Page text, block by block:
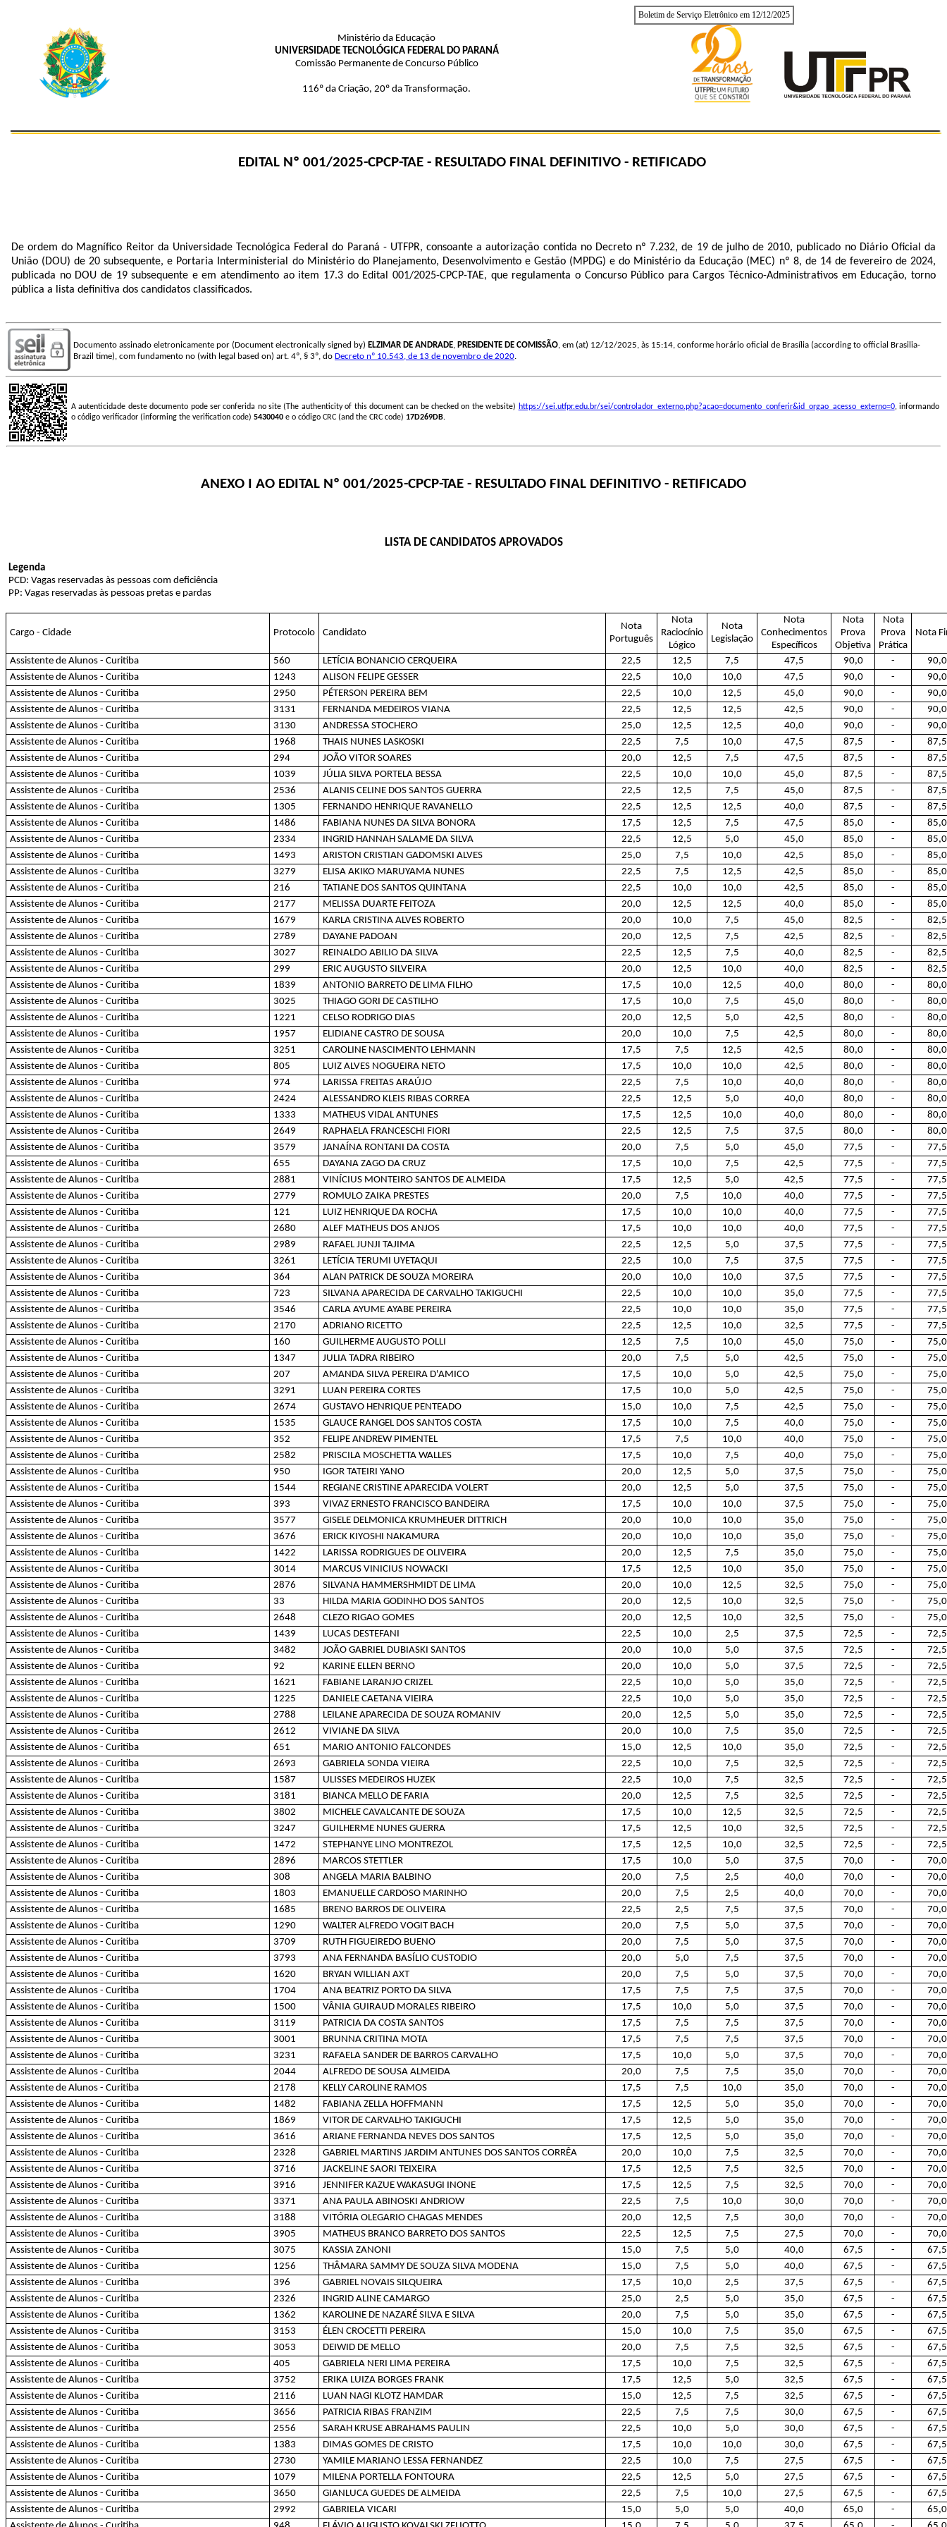
Boletim de Serviço Eletrônico em 12/12/2025
Ministério da Educação
UNIVERSIDADE TECNOLÓGICA FEDERAL DO PARANÁ
Comissão Permanente de Concurso Público
116º da Criação, 20º da Transformação.
EDITAL Nº 001/2025-CPCP-TAE - RESULTADO FINAL DEFINITIVO - RETIFICADO
De ordem do Magnífico Reitor da Universidade Tecnológica Federal do Paraná - UTFPR, consoante a autorização contida no Decreto nº 7.232, de 19 de julho de 2010, publicado no Diário Oficial da
União (DOU) de 20 subsequente, e Portaria Interministerial do Ministério do Planejamento, Desenvolvimento e Gestão (MPDG) e do Ministério da Educação (MEC) nº 8, de 14 de fevereiro de 2024,
publicada no DOU de 19 subsequente e em atendimento ao item 17.3 do Edital 001/2025-CPCP-TAE, que regulamenta o Concurso Público para Cargos Técnico-Administrativos em Educação, torno
pública a lista definitiva dos candidatos classificados.
Documento assinado eletronicamente por (Document electronically signed by) ELZIMAR DE ANDRADE, PRESIDENTE DE COMISSÃO, em (at) 12/12/2025, às 15:14, conforme horário oficial de Brasília (according to official Brasilia-
Brazil time), com fundamento no (with legal based on) art. 4º, § 3º, do Decreto nº 10.543, de 13 de novembro de 2020.
A autenticidade deste documento pode ser conferida no site (The authenticity of this document can be checked on the website) https://sei.utfpr.edu.br/sei/controlador_externo.php?acao=documento_conferir&id_orgao_acesso_externo=0, informando
o código verificador (informing the verification code) 5430040 e o código CRC (and the CRC code) 17D269DB.
ANEXO I AO EDITAL Nº 001/2025-CPCP-TAE - RESULTADO FINAL DEFINITIVO - RETIFICADO
LISTA DE CANDIDATOS APROVADOS
Legenda
PCD: Vagas reservadas às pessoas com deficiência
PP: Vagas reservadas às pessoas pretas e pardas
Cargo - Cidade Protocolo Candidato
Nota
Português
Nota
Raciocínio
Lógico
Nota
Legislação
Nota
Conhecimentos
Específicos
Nota
Prova
Objetiva
Nota
Prova
Prática
Nota
Assistente de Alunos - Curitiba 560 LETÍCIA BONANCIO CERQUEIRA 22,5 12,5 7,5 47,5 90,0 -
90,0
Assistente de Alunos - Curitiba
1243 ALISON FELIPE GESSER 22,5 10,0 10,0 47,5 90,0 -
90,0
Assistente de Alunos - Curitiba
2950 PÉTERSON PEREIRA BEM 22,5 10,0 12,5 45,0 90,0 -
90,0
Assistente de Alunos - Curitiba
3131 FERNANDA MEDEIROS VIANA 22,5 12,5 12,5 42,5 90,0 -
90,0
Assistente de Alunos - Curitiba
3130 ANDRESSA STOCHERO 25,0 12,5 12,5 40,0 90,0 -
90,0
Assistente de Alunos - Curitiba
1968 THAIS NUNES LASKOSKI 22,5 7,5 10,0 47,5 87,5 -
87,5
Assistente de Alunos - Curitiba
294 JOÃO VITOR SOARES 20,0 12,5 7,5 47,5 87,5 -
87,5
Assistente de Alunos - Curitiba
1039 JÚLIA SILVA PORTELA BESSA 22,5 10,0 10,0 45,0 87,5 -
87,5
Assistente de Alunos - Curitiba
2536 ALANIS CELINE DOS SANTOS GUERRA 22,5 12,5 7,5 45,0 87,5 -
87,5
Assistente de Alunos - Curitiba
1305 FERNANDO HENRIQUE RAVANELLO 22,5 12,5 12,5 40,0 87,5 -
87,5
Assistente de Alunos - Curitiba
1486 FABIANA NUNES DA SILVA BONORA 17,5 12,5 7,5 47,5 85,0 -
85,0
Assistente de Alunos - Curitiba
2334 INGRID HANNAH SALAME DA SILVA 22,5 12,5 5,0 45,0 85,0 -
85,0
Assistente de Alunos - Curitiba
1493 ARISTON CRISTIAN GADOMSKI ALVES 25,0 7,5 10,0 42,5 85,0 -
85,0
Assistente de Alunos - Curitiba
3279 ELISA AKIKO MARUYAMA NUNES 22,5 7,5 12,5 42,5 85,0 -
85,0
Assistente de Alunos - Curitiba
216 TATIANE DOS SANTOS QUINTANA 22,5 10,0 10,0 42,5 85,0 -
85,0
Assistente de Alunos - Curitiba
2177 MELISSA DUARTE FEITOZA 20,0 12,5 12,5 40,0 85,0 -
85,0
Assistente de Alunos - Curitiba
1679 KARLA CRISTINA ALVES ROBERTO 20,0 10,0 7,5 45,0 82,5 -
82,5
Assistente de Alunos - Curitiba
2789 DAYANE PADOAN 20,0 12,5 7,5 42,5 82,5 -
82,5
Assistente de Alunos - Curitiba
3027 REINALDO ABILIO DA SILVA 22,5 12,5 7,5 40,0 82,5 -
82,5
Assistente de Alunos - Curitiba
299 ERIC AUGUSTO SILVEIRA 20,0 12,5 10,0 40,0 82,5 -
82,5
Assistente de Alunos - Curitiba
1839 ANTONIO BARRETO DE LIMA FILHO 17,5 10,0 12,5 40,0 80,0 -
80,0
Assistente de Alunos - Curitiba
3025 THIAGO GORI DE CASTILHO 17,5 10,0 7,5 45,0 80,0 -
80,0
Assistente de Alunos - Curitiba
1221 CELSO RODRIGO DIAS 20,0 12,5 5,0 42,5 80,0 -
80,0
Assistente de Alunos - Curitiba
1957 ELIDIANE CASTRO DE SOUSA 20,0 10,0 7,5 42,5 80,0 -
80,0
Assistente de Alunos - Curitiba
3251 CAROLINE NASCIMENTO LEHMANN 17,5 7,5 12,5 42,5 80,0 -
80,0
Assistente de Alunos - Curitiba
805 LUIZ ALVES NOGUEIRA NETO 17,5 10,0 10,0 42,5 80,0 -
80,0
Assistente de Alunos - Curitiba
974 LARISSA FREITAS ARAÚJO 22,5 7,5 10,0 40,0 80,0 -
80,0
Assistente de Alunos - Curitiba
2424 ALESSANDRO KLEIS RIBAS CORREA 22,5 12,5 5,0 40,0 80,0 -
80,0
Assistente de Alunos - Curitiba
1333 MATHEUS VIDAL ANTUNES 17,5 12,5 10,0 40,0 80,0 -
80,0
Assistente de Alunos - Curitiba
2649 RAPHAELA FRANCESCHI FIORI 22,5 12,5 7,5 37,5 80,0 -
80,0
Assistente de Alunos - Curitiba
3579 JANAÍNA RONTANI DA COSTA 20,0 7,5 5,0 45,0 77,5 -
77,5
Assistente de Alunos - Curitiba
655 DAYANA ZAGO DA CRUZ 17,5 10,0 7,5 42,5 77,5 -
77,5
Assistente de Alunos - Curitiba
2881 VINÍCIUS MONTEIRO SANTOS DE ALMEIDA 17,5 12,5 5,0 42,5 77,5 -
77,5
Assistente de Alunos - Curitiba
2779 ROMULO ZAIKA PRESTES 20,0 7,5 10,0 40,0 77,5 -
77,5
Assistente de Alunos - Curitiba
121 LUIZ HENRIQUE DA ROCHA 17,5 10,0 10,0 40,0 77,5 -
77,5
Assistente de Alunos - Curitiba
2680 ALEF MATHEUS DOS ANJOS 17,5 10,0 10,0 40,0 77,5 -
77,5
Assistente de Alunos - Curitiba
2989 RAFAEL JUNJI TAJIMA 22,5 12,5 5,0 37,5 77,5 -
77,5
Assistente de Alunos - Curitiba
3261 LETÍCIA TERUMI UYETAQUI 22,5 10,0 7,5 37,5 77,5 -
77,5
Assistente de Alunos - Curitiba
364 ALAN PATRICK DE SOUZA MOREIRA 20,0 10,0 10,0 37,5 77,5 -
77,5
Assistente de Alunos - Curitiba
723 SILVANA APARECIDA DE CARVALHO TAKIGUCHI 22,5 10,0 10,0 35,0 77,5 -
77,5
Assistente de Alunos - Curitiba
3546 CARLA AYUME AYABE PEREIRA 22,5 10,0 10,0 35,0 77,5 -
77,5
Assistente de Alunos - Curitiba
2170 ADRIANO RICETTO 22,5 12,5 10,0 32,5 77,5 -
77,5
Assistente de Alunos - Curitiba
160 GUILHERME AUGUSTO POLLI 12,5 7,5 10,0 45,0 75,0 -
75,0
Assistente de Alunos - Curitiba
1347 JULIA TADRA RIBEIRO 20,0 7,5 5,0 42,5 75,0 -
75,0
Assistente de Alunos - Curitiba
207 AMANDA SILVA PEREIRA D'AMICO 17,5 10,0 5,0 42,5 75,0 -
75,0
Assistente de Alunos - Curitiba
3291 LUAN PEREIRA CORTES 17,5 10,0 5,0 42,5 75,0 -
75,0
Assistente de Alunos - Curitiba
2674 GUSTAVO HENRIQUE PENTEADO 15,0 10,0 7,5 42,5 75,0 -
75,0
Assistente de Alunos - Curitiba
1535 GLAUCE RANGEL DOS SANTOS COSTA 17,5 10,0 7,5 40,0 75,0 -
75,0
Assistente de Alunos - Curitiba
352 FELIPE ANDREW PIMENTEL 17,5 7,5 10,0 40,0 75,0 -
75,0
Assistente de Alunos - Curitiba
2582 PRISCILA MOSCHETTA WALLES 17,5 10,0 7,5 40,0 75,0 -
75,0
Assistente de Alunos - Curitiba
950 IGOR TATEIRI YANO 20,0 12,5 5,0 37,5 75,0 -
75,0
Assistente de Alunos - Curitiba
1544 REGIANE CRISTINE APARECIDA VOLERT 20,0 12,5 5,0 37,5 75,0 -
75,0
Assistente de Alunos - Curitiba
393 VIVAZ ERNESTO FRANCISCO BANDEIRA 17,5 10,0 10,0 37,5 75,0 -
75,0
Assistente de Alunos - Curitiba
3577 GISELE DELMONICA KRUMHEUER DITTRICH 20,0 10,0 10,0 35,0 75,0 -
75,0
Assistente de Alunos - Curitiba
3676 ERICK KIYOSHI NAKAMURA 20,0 10,0 10,0 35,0 75,0 -
75,0
Assistente de Alunos - Curitiba
1422 LARISSA RODRIGUES DE OLIVEIRA 20,0 12,5 7,5 35,0 75,0 -
75,0
Assistente de Alunos - Curitiba
3014 MARCUS VINICIUS NOWACKI 17,5 12,5 10,0 35,0 75,0 -
75,0
Assistente de Alunos - Curitiba
2876 SILVANA HAMMERSHMIDT DE LIMA 20,0 10,0 12,5 32,5 75,0 -
75,0
Assistente de Alunos - Curitiba
33 HILDA MARIA GODINHO DOS SANTOS 20,0 12,5 10,0 32,5 75,0 -
75,0
Assistente de Alunos - Curitiba
2648 CLEZO RIGAO GOMES 20,0 12,5 10,0 32,5 75,0 -
75,0
Assistente de Alunos - Curitiba
1439 LUCAS DESTEFANI 22,5 10,0 2,5 37,5 72,5 -
72,5
Assistente de Alunos - Curitiba
3482 JOÃO GABRIEL DUBIASKI SANTOS 20,0 10,0 5,0 37,5 72,5 -
72,5
Assistente de Alunos - Curitiba
92 KARINE ELLEN BERNO 20,0 10,0 5,0 37,5 72,5 -
72,5
Assistente de Alunos - Curitiba
1621 FABIANE LARANJO CRIZEL 22,5 10,0 5,0 35,0 72,5 -
72,5
Assistente de Alunos - Curitiba
1225 DANIELE CAETANA VIEIRA 22,5 10,0 5,0 35,0 72,5 -
72,5
Assistente de Alunos - Curitiba
2788 LEILANE APARECIDA DE SOUZA ROMANIV 20,0 12,5 5,0 35,0 72,5 -
72,5
Assistente de Alunos - Curitiba
2612 VIVIANE DA SILVA 20,0 10,0 7,5 35,0 72,5 -
72,5
Assistente de Alunos - Curitiba
651 MARIO ANTONIO FALCONDES 15,0 12,5 10,0 35,0 72,5 -
72,5
Assistente de Alunos - Curitiba
2693 GABRIELA SONDA VIEIRA 22,5 10,0 7,5 32,5 72,5 -
72,5
Assistente de Alunos - Curitiba
1587 ULISSES MEDEIROS HUZEK 22,5 10,0 7,5 32,5 72,5 -
72,5
Assistente de Alunos - Curitiba
3181 BIANCA MELLO DE FARIA 20,0 12,5 7,5 32,5 72,5 -
72,5
Assistente de Alunos - Curitiba
3802 MICHELE CAVALCANTE DE SOUZA 17,5 10,0 12,5 32,5 72,5 -
72,5
Assistente de Alunos - Curitiba
3247 GUILHERME NUNES GUERRA 17,5 12,5 10,0 32,5 72,5 -
72,5
Assistente de Alunos - Curitiba
1472 STEPHANYE LINO MONTREZOL 17,5 12,5 10,0 32,5 72,5 -
72,5
Assistente de Alunos - Curitiba
2896 MARCOS STETTLER 17,5 10,0 5,0 37,5 70,0 -
70,0
Assistente de Alunos - Curitiba
308 ANGELA MARIA BALBINO 20,0 7,5 2,5 40,0 70,0 -
70,0
Assistente de Alunos - Curitiba
1803 EMANUELLE CARDOSO MARINHO 20,0 7,5 2,5 40,0 70,0 -
70,0
Assistente de Alunos - Curitiba
1685 BRENO BARROS DE OLIVEIRA 22,5 2,5 7,5 37,5 70,0 -
70,0
Assistente de Alunos - Curitiba
1290 WALTER ALFREDO VOGIT BACH 20,0 7,5 5,0 37,5 70,0 -
70,0
Assistente de Alunos - Curitiba
3709 RUTH FIGUEIREDO BUENO 20,0 7,5 5,0 37,5 70,0 -
70,0
Assistente de Alunos - Curitiba
3793 ANA FERNANDA BASÍLIO CUSTODIO 20,0 5,0 7,5 37,5 70,0 -
70,0
Assistente de Alunos - Curitiba
1620 BRYAN WILLIAN AXT 20,0 7,5 5,0 37,5 70,0 -
70,0
Assistente de Alunos - Curitiba
1704 ANA BEATRIZ PORTO DA SILVA 17,5 7,5 7,5 37,5 70,0 -
70,0
Assistente de Alunos - Curitiba
1500 VÂNIA GUIRAUD MORALES RIBEIRO 17,5 10,0 5,0 37,5 70,0 -
70,0
Assistente de Alunos - Curitiba
3119 PATRICIA DA COSTA SANTOS 17,5 7,5 7,5 37,5 70,0 -
70,0
Assistente de Alunos - Curitiba
3001 BRUNNA CRITINA MOTA 17,5 7,5 7,5 37,5 70,0 -
70,0
Assistente de Alunos - Curitiba
3231 RAFAELA SANDER DE BARROS CARVALHO 17,5 10,0 5,0 37,5 70,0 -
70,0
Assistente de Alunos - Curitiba
2044 ALFREDO DE SOUSA ALMEIDA 20,0 7,5 7,5 35,0 70,0 -
70,0
Assistente de Alunos - Curitiba
2178 KELLY CAROLINE RAMOS 17,5 7,5 10,0 35,0 70,0 -
70,0
Assistente de Alunos - Curitiba
1482 FABIANA ZELLA HOFFMANN 17,5 12,5 5,0 35,0 70,0 -
70,0
Assistente de Alunos - Curitiba
1869 VITOR DE CARVALHO TAKIGUCHI 17,5 12,5 5,0 35,0 70,0 -
70,0
Assistente de Alunos - Curitiba
3616 ARIANE FERNANDA NEVES DOS SANTOS 17,5 12,5 5,0 35,0 70,0 -
70,0
Assistente de Alunos - Curitiba
2328 GABRIEL MARTINS JARDIM ANTUNES DOS SANTOS CORRÊA 20,0 10,0 7,5 32,5 70,0 -
70,0
Assistente de Alunos - Curitiba
3716 JACKELINE SAORI TEIXEIRA 17,5 12,5 7,5 32,5 70,0 -
70,0
Assistente de Alunos - Curitiba
3916 JENNIFER KAZUE WAKASUGI INONE 17,5 12,5 7,5 32,5 70,0 -
70,0
Assistente de Alunos - Curitiba
3371 ANA PAULA ABINOSKI ANDRIOW 22,5 7,5 10,0 30,0 70,0 -
70,0
Assistente de Alunos - Curitiba
3188 VITÓRIA OLEGARIO CHAGAS MENDES 20,0 12,5 7,5 30,0 70,0 -
70,0
Assistente de Alunos - Curitiba
3905 MATHEUS BRANCO BARRETO DOS SANTOS 22,5 12,5 7,5 27,5 70,0 -
70,0
Assistente de Alunos - Curitiba
3075 KASSIA ZANONI 15,0 7,5 5,0 40,0 67,5 -
67,5
Assistente de Alunos - Curitiba
1256 THÂMARA SAMMY DE SOUZA SILVA MODENA 15,0 7,5 5,0 40,0 67,5 -
67,5
Assistente de Alunos - Curitiba
396 GABRIEL NOVAIS SILQUEIRA 17,5 10,0 2,5 37,5 67,5 -
67,5
Assistente de Alunos - Curitiba
2326 INGRID ALINE CAMARGO 25,0 2,5 5,0 35,0 67,5 -
67,5
Assistente de Alunos - Curitiba
1362 KAROLINE DE NAZARÉ SILVA E SILVA 20,0 7,5 5,0 35,0 67,5 -
67,5
Assistente de Alunos - Curitiba
3153 ÉLEN CROCETTI PEREIRA 15,0 10,0 7,5 35,0 67,5 -
67,5
Assistente de Alunos - Curitiba
3053 DEIWID DE MELLO 20,0 7,5 7,5 32,5 67,5 -
67,5
Assistente de Alunos - Curitiba
405 GABRIELA NERI LIMA PEREIRA 17,5 10,0 7,5 32,5 67,5 -
67,5
Assistente de Alunos - Curitiba
3752 ERIKA LUIZA BORGES FRANK 17,5 12,5 5,0 32,5 67,5 -
67,5
Assistente de Alunos - Curitiba
2116 LUAN NAGI KLOTZ HAMDAR 15,0 12,5 7,5 32,5 67,5 -
67,5
Assistente de Alunos - Curitiba
3656 PATRICIA RIBAS FRANZIM 22,5 7,5 7,5 30,0 67,5 -
67,5
Assistente de Alunos - Curitiba
2556 SARAH KRUSE ABRAHAMS PAULIN 22,5 10,0 5,0 30,0 67,5 -
67,5
Assistente de Alunos - Curitiba
1383 DIMAS GOMES DE CRISTO 17,5 10,0 10,0 30,0 67,5 -
67,5
Assistente de Alunos - Curitiba
2730 YAMILE MARIANO LESSA FERNANDEZ 22,5 10,0 7,5 27,5 67,5 -
67,5
Assistente de Alunos - Curitiba
1079 MILENA PORTELLA FONTOURA 22,5 12,5 5,0 27,5 67,5 -
67,5
Assistente de Alunos - Curitiba
3650 GIANLUCA GUEDES DE ALMEIDA 22,5 7,5 10,0 27,5 67,5 -
67,5
Assistente de Alunos - Curitiba
2992 GABRIELA VICARI 15,0 5,0 5,0 40,0 65,0 -
65,0